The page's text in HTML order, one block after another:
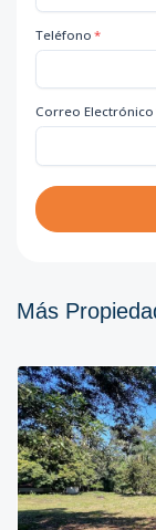
Teléfono *
Correo Electrónico
Más